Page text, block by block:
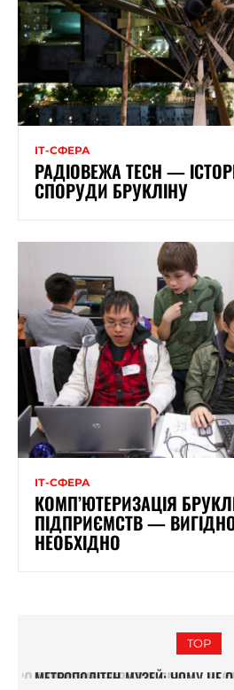
ІТ-СФЕРА
РАДІОВЕЖА TECH —
СПОРУДИ БРУКЛІНУ
ІТ-СФЕРА
КОМП’ЮТЕРИЗАЦІЯ
ПІДПРИЄМСТВ —
НЕОБХІДНО
TOP
МЕТРОПОЛІТЕН-МУЗЕЙ: ЧОМУ ЦЕ
КЛАДОВИЩЕ ГРІН-ВУД: